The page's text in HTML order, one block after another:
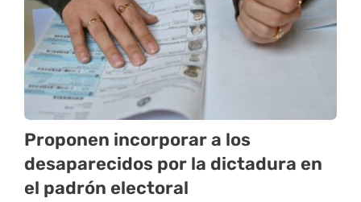
Proponen incorporar a los
desaparecidos por la dictadura en
el padrón electoral